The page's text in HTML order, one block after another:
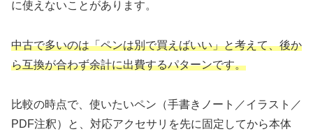
に使えないことがあります。
中古で多いのは「ペンは別で買えばいい」と考えて、後か
ら互換が合わず余計に出費するパターンです。
比較の時点で、使いたいペン（手書きノート／イラスト／
PDF注釈）と、対応アクセサリを先に固定してから本体